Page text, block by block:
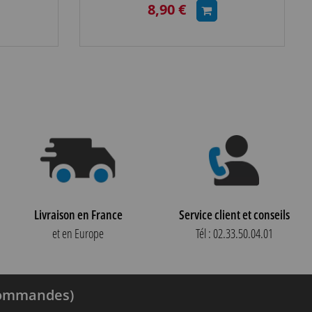
8,90 €
Livraison en France
et en Europe
Service client et conseils
Tél : 02.33.50.04.01